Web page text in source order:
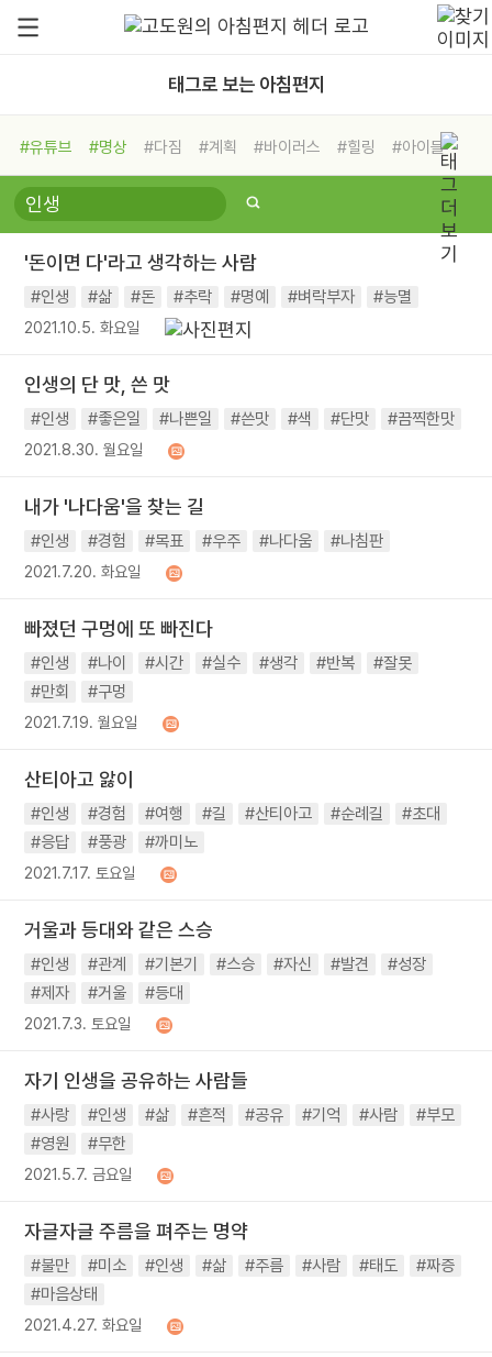
태그로 보는 아침편지
#유튜브 #명상 #다짐 #계획 #바이러스 #힐링
#아이들
#비전캠프
#독서캠프 #삶
#희망
#나눔 #친구 #링컨학교
#독서
#건강 #면역력
'돈이면 다'라고 생각하는 사람
#인생 #삶 #돈 #추락 #명예 #벼락부자 #능멸
2021.10.5. 화요일
인생의 단 맛, 쓴 맛
#인생 #좋은일 #나쁜일 #쓴맛 #색 #단맛 #끔찍한맛
2021.8.30. 월요일
내가 '나다움'을 찾는 길
#인생 #경험 #목표 #우주 #나다움 #나침판
2021.7.20. 화요일
빠졌던 구멍에 또 빠진다
#인생 #나이 #시간 #실수 #생각 #반복
#잘못
#만회
#구멍
2021.7.19. 월요일
산티아고 앓이
#인생 #경험 #여행 #길 #산티아고 #순례길
#초대
#응답
#풍광 #까미노
2021.7.17. 토요일
거울과 등대와 같은 스승
#인생 #관계 #기본기 #스승 #자신 #발견
#성장
#제자
#거울 #등대
2021.7.3. 토요일
자기 인생을 공유하는 사람들
#사랑 #인생 #삶 #흔적 #공유 #기억 #사람
#부모
#영원
#무한
2021.5.7. 금요일
자글자글 주름을 펴주는 명약
#불만 #미소 #인생 #삶 #주름 #사람 #태도
#짜증
#마음상태
2021.4.27. 화요일